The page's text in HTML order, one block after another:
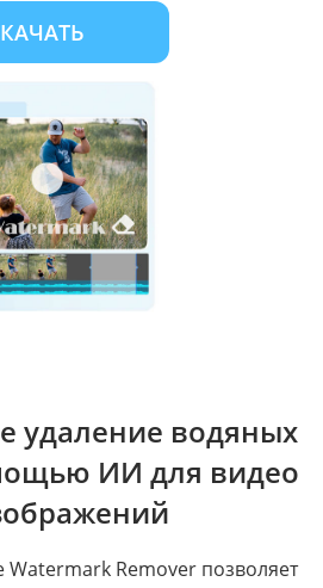
удаление водяных
ИИ для видео
Remover позволяет